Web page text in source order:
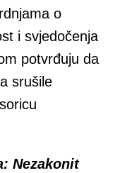
o
i svjedočenja
potvrđuju da
srušile
Nezakonit